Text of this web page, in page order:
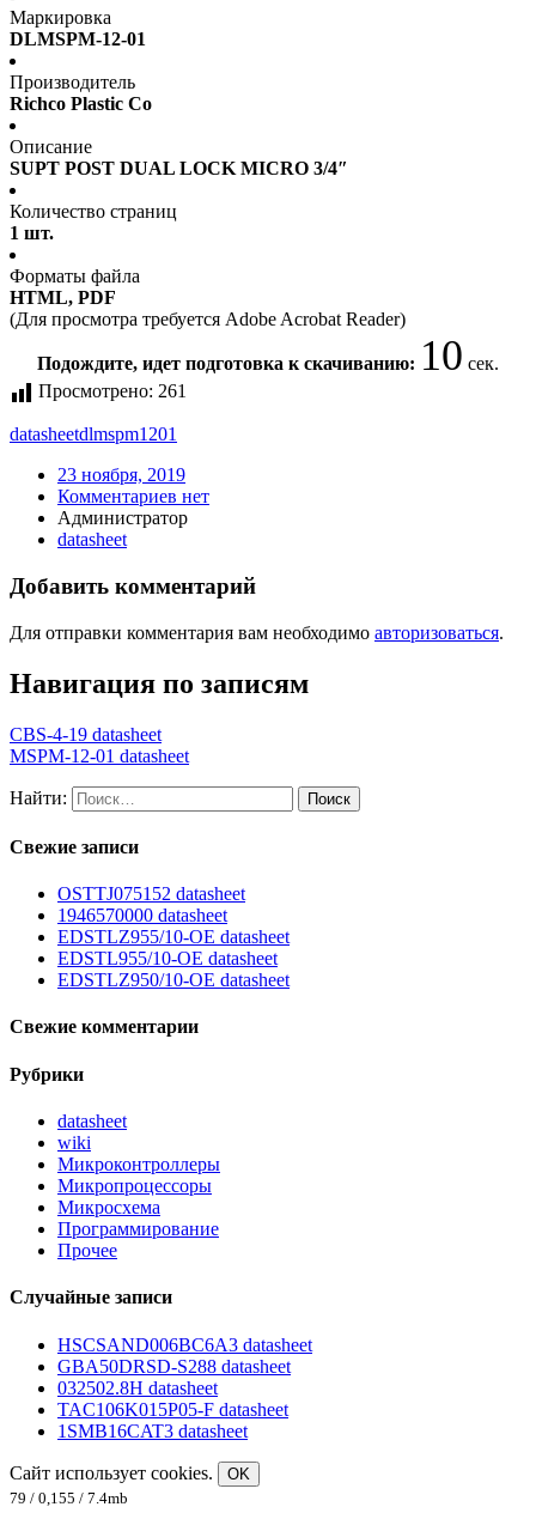
Маркировка
DLMSPM-12-01
Производитель
Richco Plastic Co
Описание
SUPT POST DUAL LOCK MICRO 3/4″
Количество страниц
1 шт.
Форматы файла
HTML, PDF
(Для просмотра требуется Adobe Acrobat Reader)
Подождите, идет подготовка к скачиванию: 10 сек.
Просмотрено: 261
datasheetdlmspm1201
23 ноября, 2019
Комментариев нет
Администратор
datasheet
Добавить комментарий
Для отправки комментария вам необходимо авторизоваться.
Навигация по записям
CBS-4-19 datasheet
MSPM-12-01 datasheet
Найти:
Свежие записи
OSTTJ075152 datasheet
1946570000 datasheet
EDSTLZ955/10-OE datasheet
EDSTL955/10-OE datasheet
EDSTLZ950/10-OE datasheet
Свежие комментарии
Рубрики
datasheet
wiki
Микроконтроллеры
Микропроцессоры
Микросхема
Программирование
Прочее
Случайные записи
HSCSAND006BC6A3 datasheet
GBA50DRSD-S288 datasheet
032502.8H datasheet
TAC106K015P05-F datasheet
1SMB16CAT3 datasheet
Сайт использует cookies.
OK
79 / 0,155 / 7.4mb